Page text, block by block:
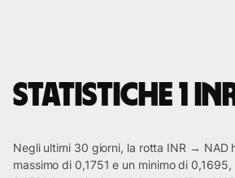
Statistiche 1
Negli ultimi 30 giorni, la rotta INR → NAD
massimo di 0,1751 e un minimo di